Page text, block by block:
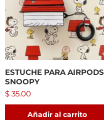
ESTUCHE PARA AIRPODS
SNOOPY
$ 35.00
Añadir al carrito